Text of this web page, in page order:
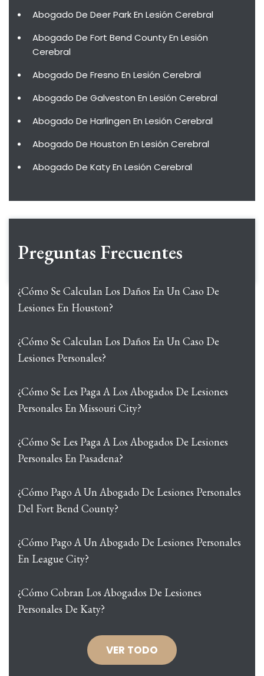
Abogado De Deer Park En Lesión Cerebral
Abogado De Fort Bend County En Lesión
Cerebral
Abogado De Fresno En Lesión Cerebral
Abogado De Galveston En Lesión Cerebral
Abogado De Harlingen En Lesión Cerebral
Abogado De Houston En Lesión Cerebral
Abogado De Katy En Lesión Cerebral
Preguntas Frecuentes
¿Cómo Se Calculan Los Daños En Un Caso De
Lesiones En Houston?
¿Cómo Se Calculan Los Daños En Un Caso De
Lesiones Personales?
¿Cómo Se Les Paga A Los Abogados De Lesiones
Personales En Missouri City?
¿Cómo Se Les Paga A Los Abogados De Lesiones
Personales En Pasadena?
¿Cómo Pago A Un Abogado De Lesiones Personales
Del Fort Bend County?
¿Cómo Pago A Un Abogado De Lesiones Personales
En League City?
¿Cómo Cobran Los Abogados De Lesiones
Personales De Katy?
VER TODO